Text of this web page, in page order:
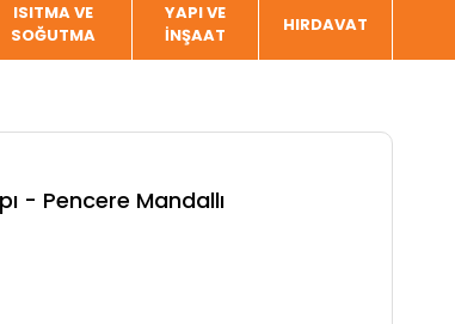
ISITMA VE
SOĞUTMA
YAPI VE
İNŞAAT
HIRDAVAT
- Pencere Mandallı